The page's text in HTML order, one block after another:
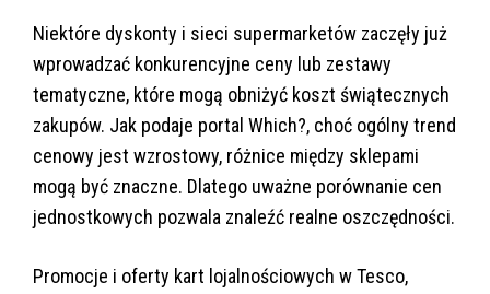
Niektóre dyskonty i sieci supermarketów zaczęły już
wprowadzać konkurencyjne ceny lub zestawy
tematyczne, które mogą obniżyć koszt świątecznych
zakupów. Jak podaje portal Which?, choć ogólny trend
cenowy jest wzrostowy, różnice między sklepami
mogą być znaczne. Dlatego uważne porównanie cen
jednostkowych pozwala znaleźć realne oszczędności.
Promocje i oferty kart lojalnościowych w Tesco,